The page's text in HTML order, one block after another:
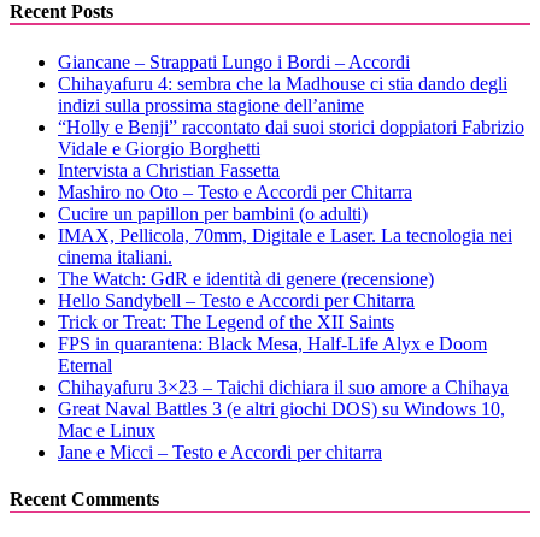
Recent Posts
Giancane – Strappati Lungo i Bordi – Accordi
Chihayafuru 4: sembra che la Madhouse ci stia dando degli
indizi sulla prossima stagione dell’anime
“Holly e Benji” raccontato dai suoi storici doppiatori Fabrizio
Vidale e Giorgio Borghetti
Intervista a Christian Fassetta
Mashiro no Oto – Testo e Accordi per Chitarra
Cucire un papillon per bambini (o adulti)
IMAX, Pellicola, 70mm, Digitale e Laser. La tecnologia nei
cinema italiani.
The Watch: GdR e identità di genere (recensione)
Hello Sandybell – Testo e Accordi per Chitarra
Trick or Treat: The Legend of the XII Saints
FPS in quarantena: Black Mesa, Half-Life Alyx e Doom
Eternal
Chihayafuru 3×23 – Taichi dichiara il suo amore a Chihaya
Great Naval Battles 3 (e altri giochi DOS) su Windows 10,
Mac e Linux
Jane e Micci – Testo e Accordi per chitarra
Recent Comments